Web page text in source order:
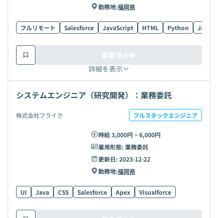
勤務地:福岡県
フルリモート Salesforce JavaScript HTML Python Java
詳細を表示
募集停止中
システムエンジニア（研究開発）：業務委託
株式会社フライク フルスタックエンジニア
時給 3,000円 ~ 6,000円
雇用形態: 業務委託
更新日: 2023-12-22
勤務地:福岡県
UI Java CSS Salesforce Apex Visualforce